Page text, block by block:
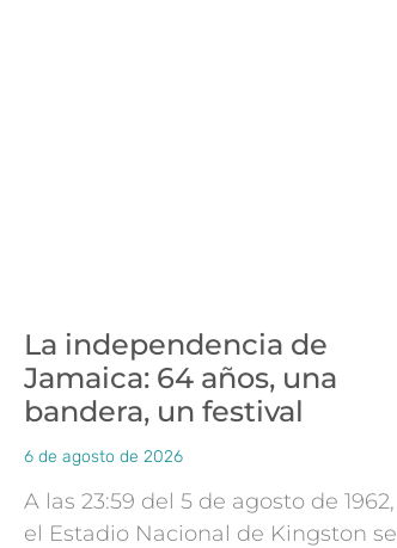
La independencia de
Jamaica: 64 años, una
bandera, un festival
6 de agosto de 2026
A las 23:59 del 5 de agosto de 1962,
el Estadio Nacional de Kingston se